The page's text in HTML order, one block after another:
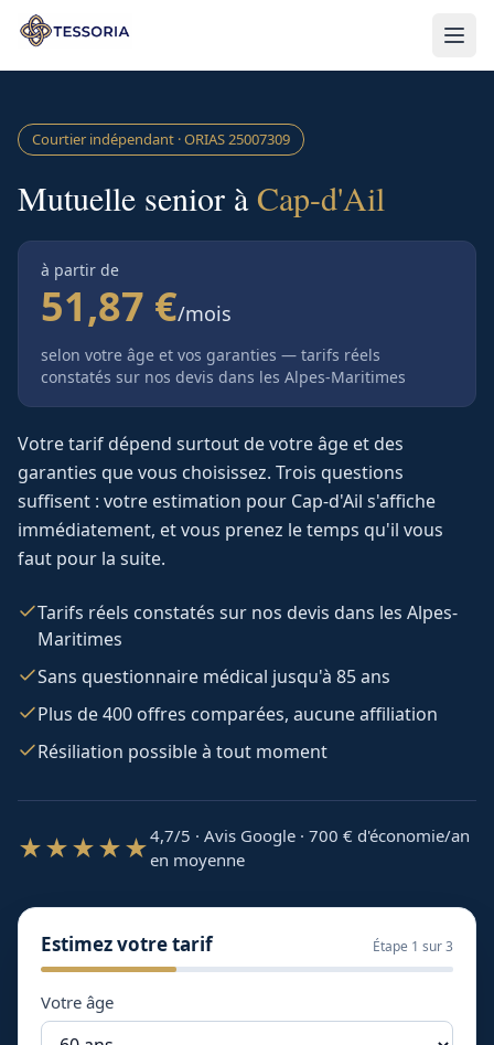
Aller au contenu principal
Courtier indépendant · ORIAS25007309
Mutuelle senior àCap-d'Ail
à partir de
51,87 €/mois
selon votre âge et vos garanties — tarifs réels
constatés sur nos devis dans les Alpes-Maritimes
Votre tarif dépend surtout de votre âge et des
garanties que vous choisissez. Trois questions
suffisent : votre estimation pour Cap-d'Ail s'affiche
immédiatement, et vous prenez le temps qu'il vous
faut pour la suite.
Tarifs réels constatés sur nos devis dans les Alpes-
Maritimes
Sans questionnaire médical jusqu'à 85 ans
Plus de 400 offres comparées, aucune affiliation
Résiliation possible à tout moment
★★★★★4,7/5 · Avis Google · 700 € d'économie/an
en moyenne
Estimez votre tarif Étape 1 sur 3
Votre âge